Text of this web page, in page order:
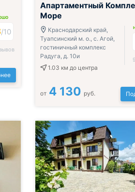
/10
Апартаментный
Море
Краснодарский край,
Туапсинский м. о., с. Агой,
гостиничный комплекс
Радуга, д. 10и
1.03 км до центра
от 4 130 руб.